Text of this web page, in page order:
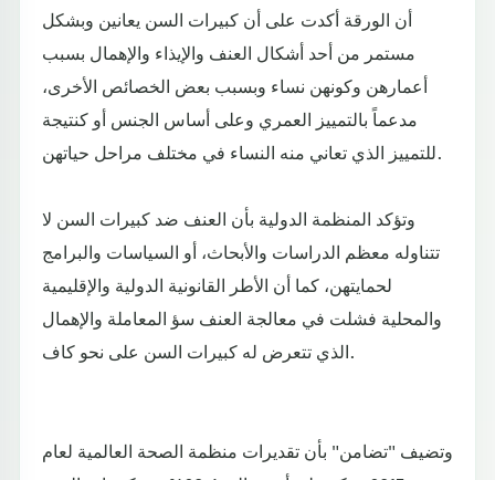
أن الورقة أكدت على أن كبيرات السن يعانين وبشكل
مستمر من أحد أشكال العنف والإيذاء والإهمال بسبب
أعمارهن وكونهن نساء وبسبب بعض الخصائص الأخرى،
مدعماً بالتمييز العمري وعلى أساس الجنس أو كنتيجة
للتمييز الذي تعاني منه النساء في مختلف مراحل حياتهن.
وتؤكد المنظمة الدولية بأن العنف ضد كبيرات السن لا
تتناوله معظم الدراسات والأبحاث، أو السياسات والبرامج
لحمايتهن، كما أن الأطر القانونية الدولية والإقليمية
والمحلية فشلت في معالجة العنف سؤ المعاملة والإهمال
الذي تتعرض له كبيرات السن على نحو كاف.
وتضيف "تضامن" بأن تقديرات منظمة الصحة العالمية لعام